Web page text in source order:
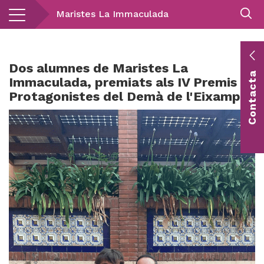
Vés
Maristes La Immaculada
Dos alumnes de Maristes La
Immaculada, premiats als IV Premis
Protagonistes del Demà de l'EixampleContacta